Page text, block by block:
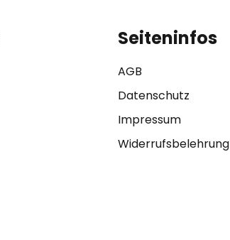
Seiteninfos
AGB
Datenschutz
Impressum
Widerrufsbelehrung